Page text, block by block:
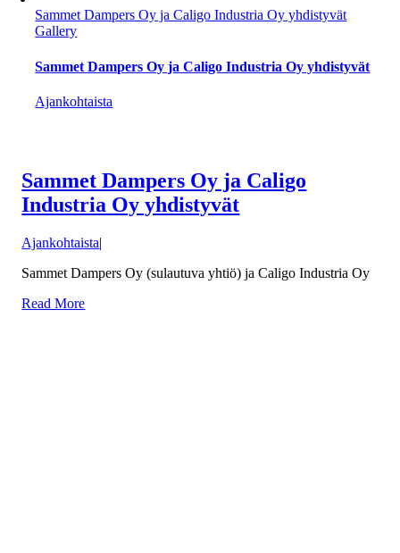
Sammet Dampers Oy ja Caligo Industria Oy yhdistyvät
Gallery
Sammet Dampers Oy ja Caligo Industria Oy yhdistyvät
Ajankohtaista
Sammet Dampers Oy ja Caligo
Industria Oy yhdistyvät
Ajankohtaista|
Sammet Dampers Oy (sulautuva yhtiö) ja Caligo Industria Oy
Read More